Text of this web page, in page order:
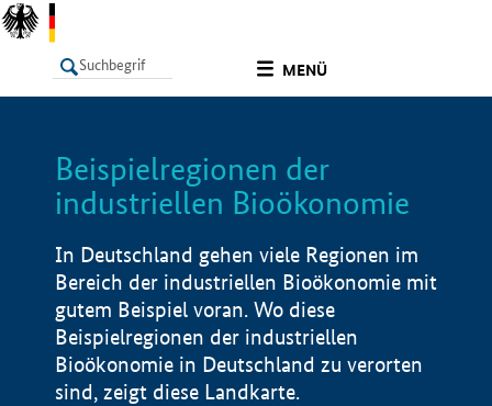
MENÜ
LISTE
Beispielregionen der
industriellen Bioökonomie
In Deutschland gehen viele Regionen im
Bereich der industriellen Bioökonomie mit
gutem Beispiel voran. Wo diese
Beispielregionen der industriellen
Bioökonomie in Deutschland zu verorten
sind, zeigt diese Landkarte.